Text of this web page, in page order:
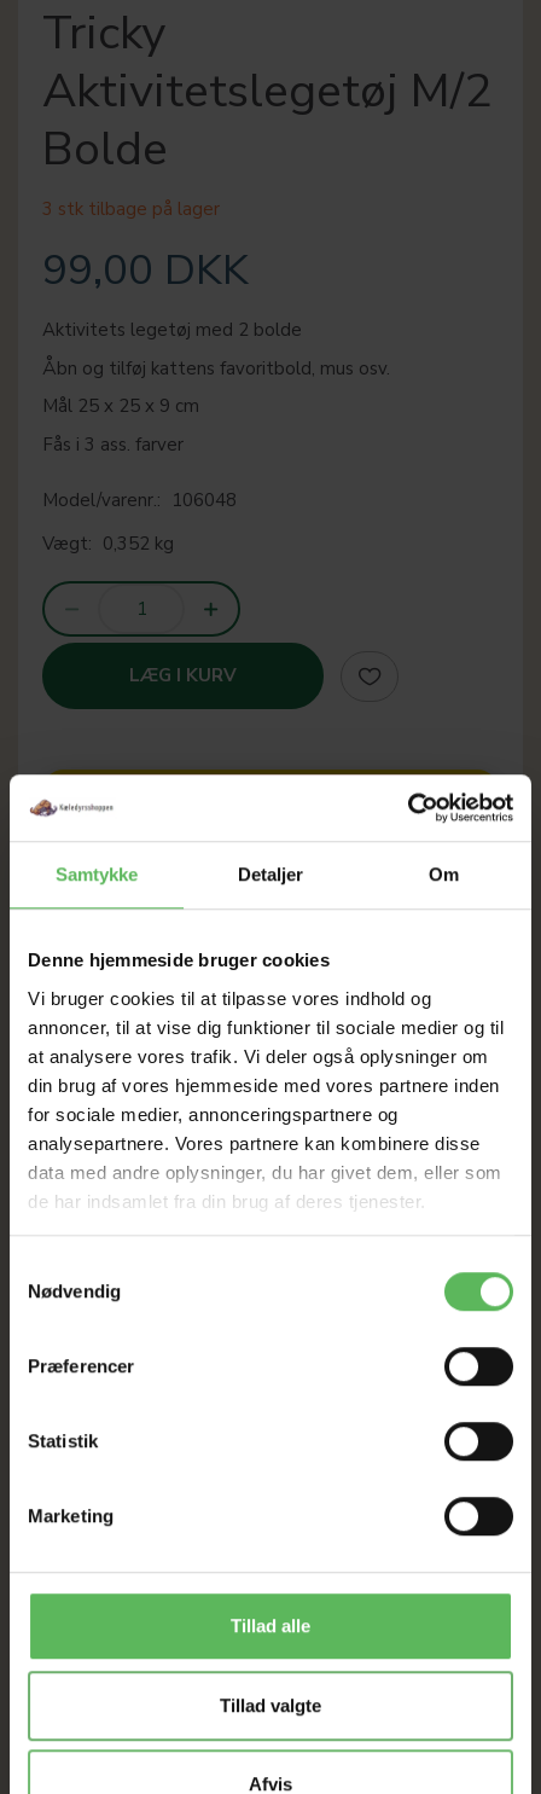
Samtykke Detaljer Om
Denne hjemmeside bruger cookies
Vi bruger cookies til at tilpasse vores indhold og
annoncer, til at vise dig funktioner til sociale medier og til
at analysere vores trafik. Vi deler også oplysninger om
din brug af vores hjemmeside med vores partnere inden
for sociale medier, annonceringspartnere og
analysepartnere. Vores partnere kan kombinere disse
data med andre oplysninger, du har givet dem, eller som
de har indsamlet fra din brug af deres tjenester.
Nødvendig
Præferencer
Statistik
Marketing
Tillad alle
Tillad valgte
Afvis
Tricky
Aktivitetslegetøj M/2
Bolde
3 stk tilbage på lager
99,00 DKK
Aktivitets legetøj med 2 bolde
Åbn og tilføj kattens favoritbold, mus osv.
Mål 25 x 25 x 9 cm
Fås i 3 ass. farver
Model/varenr.: 106048
Vægt: 0,352 kg
LÆG I KURV
SOMMER
UDSALG
TIL D. 8 AUGUST
HELE WEBSHOPPEN ER
SAT NED
Tilbud GÆLDER IKKE
I FYSISK BUTIKKERE
-50%
-26%